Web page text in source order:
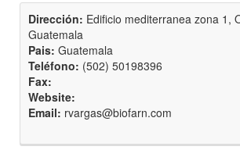
Dirección: Edificio mediterranea zona 1,
Guatemala
Pais: Guatemala
Teléfono: (502) 50198396
Fax:
Website:
Email: rvargas@biofarn.com